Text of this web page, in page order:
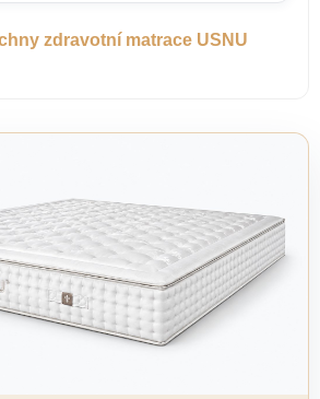
zdravotní matrace USNU